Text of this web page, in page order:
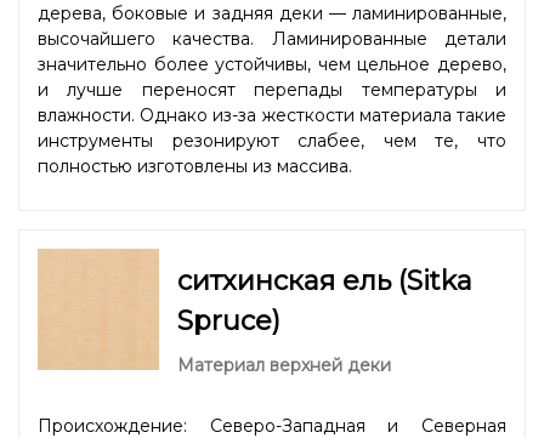
дерева, боковые и задняя деки — ламинированные,
высочайшего качества. Ламинированные детали
значительно более устойчивы, чем цельное дерево,
и лучше переносят перепады температуры и
влажности. Однако из-за жесткости материала такие
инструменты резонируют слабее, чем те, что
полностью изготовлены из массива.
ситхинская ель (Sitka
Spruce)
Материал верхней деки
Происхождение: Северо-Западная и Северная